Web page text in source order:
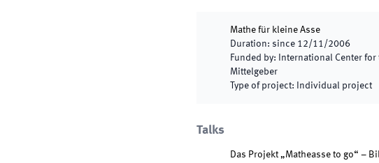
Mathe für kleine Asse
Duration: since 12/11/2006
Funded by:
International Center
Mittelgeber
Type of project: Individual project
Talks
Das Projekt „Matheasse to go“ –